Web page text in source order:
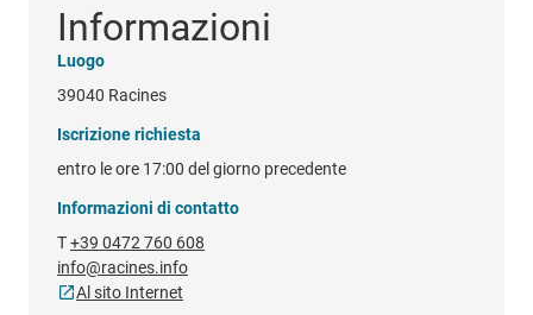
Informazioni
Luogo
39040 Racines
Iscrizione richiesta
entro le ore 17:00 del giorno precedente
Informazioni di contatto
T+39 0472 760 608
info@racines.info
Al sito Internet